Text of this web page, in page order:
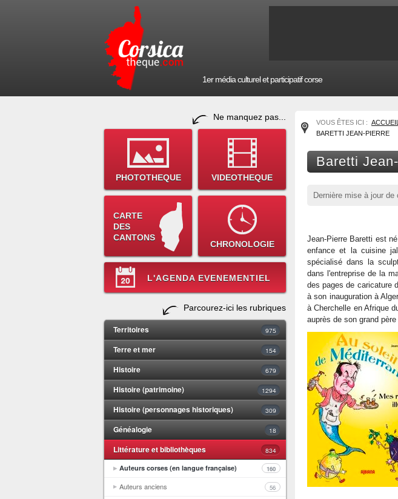
1er média culturel et participatif corse
Ne manquez pas...
PHOTOTHEQUE VIDEOTHEQUE
CARTE
DES
CANTONS
CHRONOLOGIE
L'AGENDA EVENEMENTIEL
Parcourez-ici les rubriques
Territoires 975
Terre et mer 154
Histoire 679
Histoire (patrimoine) 1294
Histoire (personnages historiques) 309
Généalogie 18
Littérature et bibliothèques
834
Auteurs corses (en langue française)
160
Auteurs anciens 56
VOUS ÊTES ICI : ACCUEIL
BARETTI JEAN-PIERRE
Baretti
Dernière mise à jour de
Jean-Pierre Baretti est
enfance et la cuisine
spécialisé dans la
dans l'entreprise de la
des pages de caricature
à son inauguration à
à Cherchelle en Afrique
auprès de son grand